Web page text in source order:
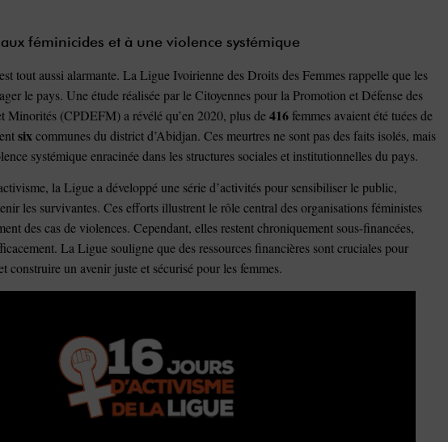
féminicides et à une violence systémique
tout aussi alarmante. La Ligue Ivoirienne des Droits des Femmes rappelle que les
le pays. Une étude réalisée par le Citoyennes pour la Promotion et Défense des
Minorités (CPDEFM) a révélé qu’en 2020, plus de416femmes avaient été tuées de
sixcommunes du district d’Abidjan. Ces meurtres ne sont pas des faits isolés, mais
systémique enracinée dans les structures sociales et institutionnelles du pays.
la Ligue a développé une série d’activités pour sensibiliser le public,
les survivantes. Ces efforts illustrent le rôle central des organisations féministes
des cas de violences. Cependant, elles restent chroniquement sous-financées,
La Ligue souligne que des ressources financières sont cruciales pour
construire un avenir juste et sécurisé pour les femmes.